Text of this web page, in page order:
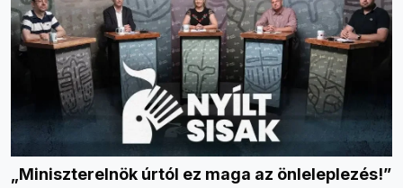
„Miniszterelnök úrtól ez maga az önleleplezés!”